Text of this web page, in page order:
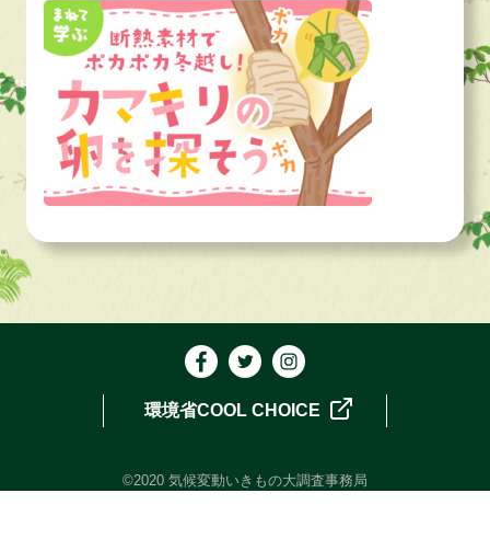
環境省COOL CHOICE
©2020 気候変動いきもの大調査事務局